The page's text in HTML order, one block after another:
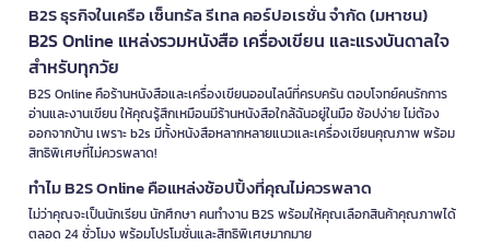
B2S ธุรกิจในเครือ เซ็นทรัล รีเทล คอร์ปอเรชั่น จำกัด (มหาชน)
B2S Online แหล่งรวมหนังสือ เครื่องเขียน และแรงบันดาลใจ
สำหรับทุกวัย
B2S Online คือร้านหนังสือและเครื่องเขียนออนไลน์ที่ครบครัน ตอบโจทย์คนรักการ
อ่านและงานเขียน ให้คุณรู้สึกเหมือนมีร้านหนังสือใกล้ฉันอยู่ในมือ ช้อปง่าย ไม่ต้อง
ออกจากบ้าน เพราะ b2s มีทั้งหนังสือหลากหลายแนวและเครื่องเขียนคุณภาพ พร้อม
สิทธิพิเศษที่ไม่ควรพลาด!
ทำไม B2S Online คือแหล่งช้อปปิ้งที่คุณไม่ควรพลาด
ไม่ว่าคุณจะเป็นนักเรียน นักศึกษา คนทำงาน B2S พร้อมให้คุณเลือกสินค้าคุณภาพได้
ตลอด 24 ชั่วโมง พร้อมโปรโมชั่นและสิทธิพิเศษมากมาย